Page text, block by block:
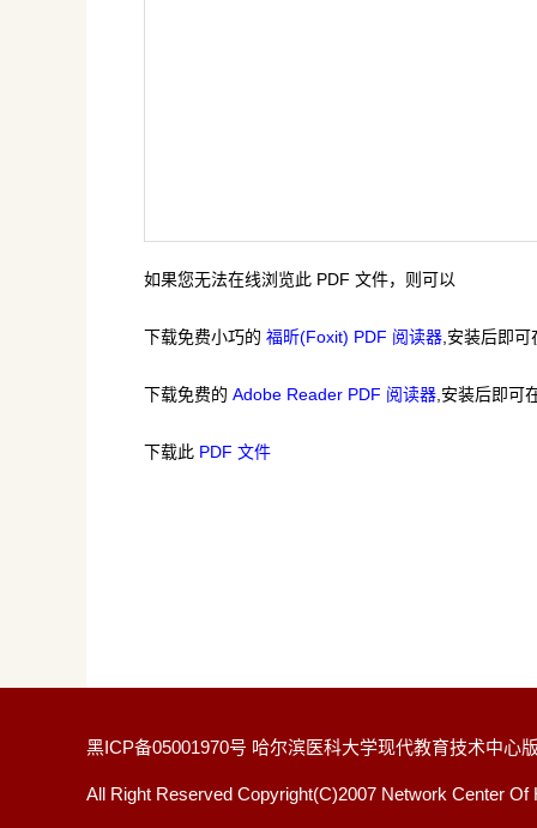
如果您无法在线浏览此 PDF 文件，则可以
下载免费小巧的 福昕(Foxit) PDF 阅读器 ,安装后即
下载免费的 Adobe Reader PDF 阅读器 ,安装后即可
下载此 PDF 文件
黑ICP备05001970号 哈尔滨医科大学现代教育技术中心
All Right Reserved Copyright(C)2007 Network Center